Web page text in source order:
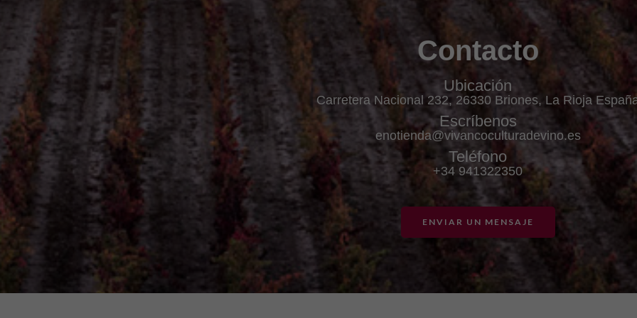
Contacto
Ubicación
Carretera Nacional 232, 26330 Briones, La Rioja
Escríbenos
enotienda@vivancoculturadevino.es
Teléfono
+34 941322350
ENVIAR UN MENSAJE